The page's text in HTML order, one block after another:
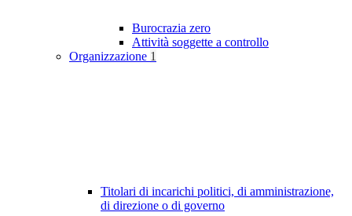
Burocrazia zero
Attività soggette a controllo
Organizzazione 1
Titolari di incarichi politici, di amministrazione,
di direzione o di governo